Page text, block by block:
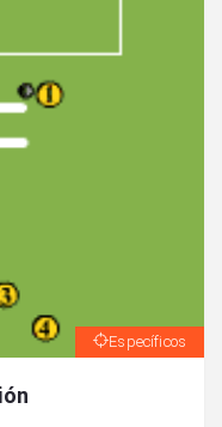
Específicos